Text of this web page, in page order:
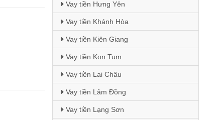
Vay tiền Hưng Yên
Vay tiền Khánh Hòa
Vay tiền Kiên Giang
Vay tiền Kon Tum
Vay tiền Lai Châu
Vay tiền Lâm Đồng
Vay tiền Lạng Sơn